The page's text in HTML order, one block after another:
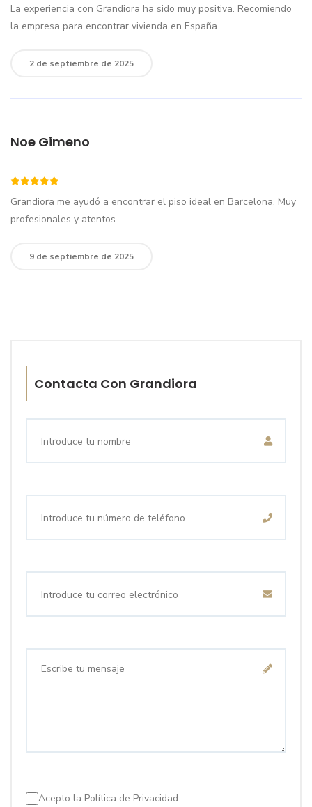
La experiencia con Grandiora ha sido muy positiva. Recomiendo
la empresa para encontrar vivienda en España.
2 de septiembre de 2025
Noe Gimeno
Grandiora me ayudó a encontrar el piso ideal en Barcelona. Muy
profesionales y atentos.
9 de septiembre de 2025
Contacta Con Grandiora
Acepto la Política de Privacidad.